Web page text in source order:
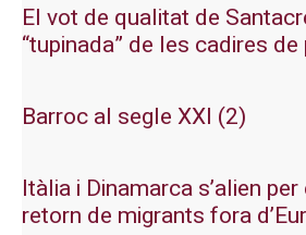
El vot de qualitat de
“tupinada” de les cadires
Barroc al segle XXI (2)
Itàlia i Dinamarca s’alien
retorn de migrants fora